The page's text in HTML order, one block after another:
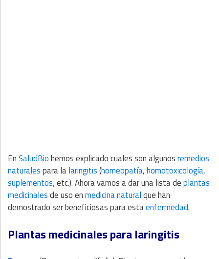
EnSaludBiohemos explicado cuales son algunosremedios
naturalespara lalaringitis(homeopatía,homotoxicología,
suplementos, etc.). Ahora vamos a dar una lista deplantas
medicinalesde uso enmedicina naturalque han
demostrado ser beneficiosas para estaenfermedad.
Plantas medicinales para laringitis